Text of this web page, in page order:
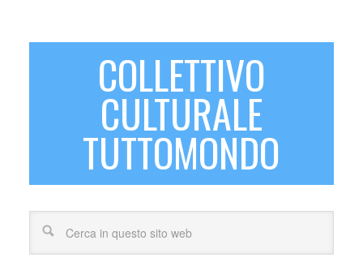
COLLETTIVO
CULTURALE
TUTTOMONDO